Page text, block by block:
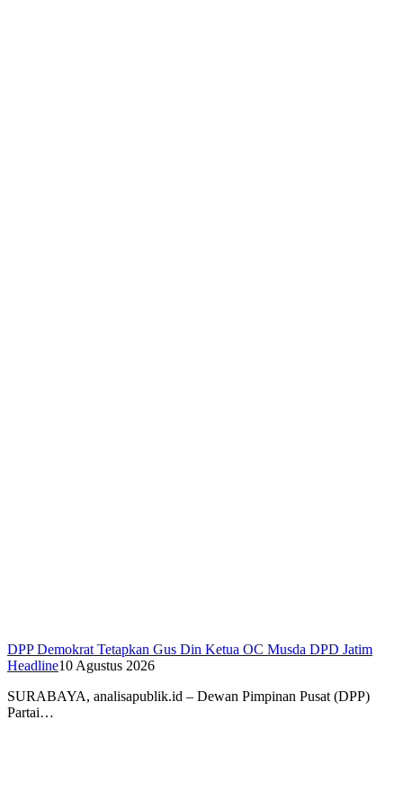
DPP Demokrat Tetapkan Gus Din Ketua OC Musda DPD Jatim
Headline10 Agustus 2026
SURABAYA, analisapublik.id – Dewan Pimpinan Pusat (DPP)
Partai…